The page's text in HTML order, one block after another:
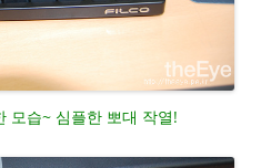
모습~ 심플한 뽀대 작열!